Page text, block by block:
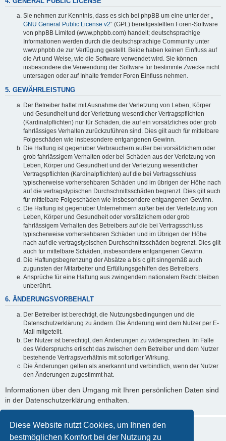
Diese Website nutzt Cookies, um Ihnen den
bestmöglichen Komfort bei der Nutzung zu
Sie nehmen zur Kenntnis, dass es sich bei phpBB um eine unter der „
GNU General Public License v2“ (GPL) bereitgestellten Foren-Software
von phpBB Limited (www.phpbb.com) handelt; deutschsprachige
Informationen werden durch die deutschsprachige Community unter
www.phpbb.de zur Verfügung gestellt. Beide haben keinen Einfluss auf
die Art und Weise, wie die Software verwendet wird. Sie können
insbesondere die Verwendung der Software für bestimmte Zwecke nicht
untersagen oder auf Inhalte fremder Foren Einfluss nehmen.
5. GEWÄHRLEISTUNG
Der Betreiber haftet mit Ausnahme der Verletzung von Leben, Körper
und Gesundheit und der Verletzung wesentlicher Vertragspflichten
(Kardinalpflichten) nur für Schäden, die auf ein vorsätzliches oder grob
fahrlässiges Verhalten zurückzuführen sind. Dies gilt auch für mittelbare
Folgeschäden wie insbesondere entgangenen Gewinn.
Die Haftung ist gegenüber Verbrauchern außer bei vorsätzlichem oder
grob fahrlässigem Verhalten oder bei Schäden aus der Verletzung von
Leben, Körper und Gesundheit und der Verletzung wesentlicher
Vertragspflichten (Kardinalpflichten) auf die bei Vertragsschluss
typischerweise vorhersehbaren Schäden und im übrigen der Höhe nach
auf die vertragstypischen Durchschnittsschäden begrenzt. Dies gilt auch
für mittelbare Folgeschäden wie insbesondere entgangenen Gewinn.
Die Haftung ist gegenüber Unternehmern außer bei der Verletzung von
Leben, Körper und Gesundheit oder vorsätzlichem oder grob
fahrlässigem Verhalten des Betreibers auf die bei Vertragsschluss
typischerweise vorhersehbaren Schäden und im Übrigen der Höhe
nach auf die vertragstypischen Durchschnittsschäden begrenzt. Dies gilt
auch für mittelbare Schäden, insbesondere entgangenen Gewinn.
Die Haftungsbegrenzung der Absätze a bis c gilt sinngemäß auch
zugunsten der Mitarbeiter und Erfüllungsgehilfen des Betreibers.
Ansprüche für eine Haftung aus zwingendem nationalem Recht bleiben
unberührt.
6. ÄNDERUNGSVORBEHALT
Der Betreiber ist berechtigt, die Nutzungsbedingungen und die
Datenschutzerklärung zu ändern. Die Änderung wird dem Nutzer per E-
Mail mitgeteilt.
Der Nutzer ist berechtigt, den Änderungen zu widersprechen. Im Falle
des Widerspruchs erlischt das zwischen dem Betreiber und dem Nutzer
bestehende Vertragsverhältnis mit sofortiger Wirkung.
Die Änderungen gelten als anerkannt und verbindlich, wenn der Nutzer
den Änderungen zugestimmt hat.
Informationen über den Umgang mit Ihren persönlichen Daten sind
in der Datenschutzerklärung enthalten.